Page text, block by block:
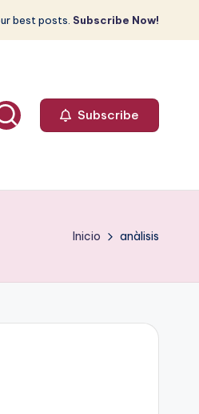
best posts. Subscribe Now!
Subscribe
Inicio anàlisis